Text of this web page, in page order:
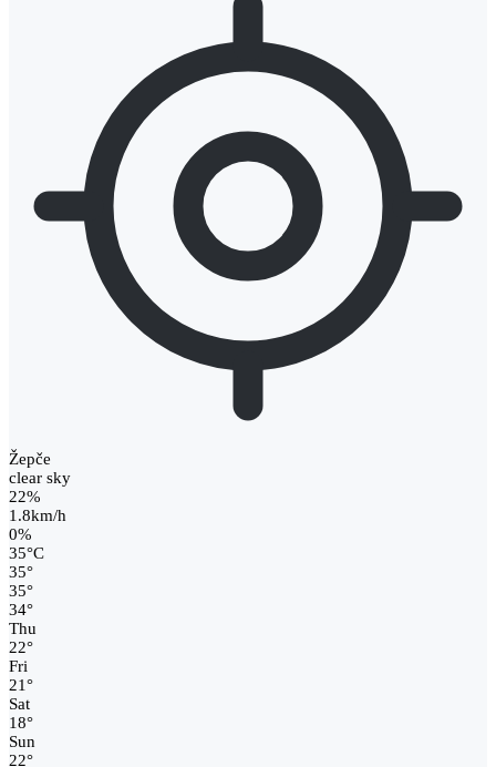
Žepče
clear sky
22%
1.8km/h
0%
35°C
35°
35°
34°
Thu
22°
Fri
21°
Sat
18°
Sun
22°